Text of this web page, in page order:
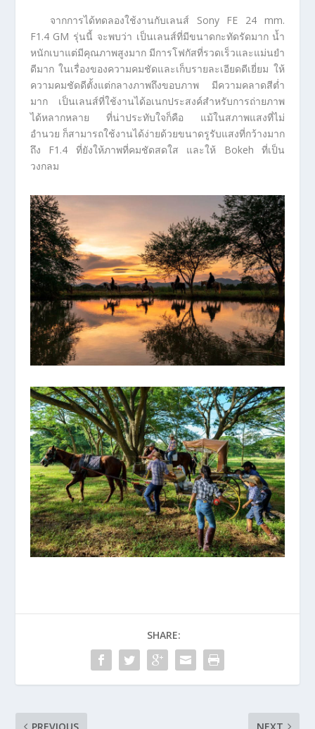
จากการได้ทดลองใช้งานกับเลนส์ Sony FE 24 mm.
F1.4 GM รุ่นนี้ จะพบว่า เป็นเลนส์ที่มีขนาดกะทัดรัดมาก น้ำ
หนักเบาแต่มีคุณภาพสูงมาก มีการโฟกัสที่รวดเร็วและแม่นยำ
ดีมาก ในเรื่องของความคมชัดและเก็บรายละเอียดดีเยี่ยม ให้
ความคมชัดดีตั้งแต่กลางภาพถึงขอบภาพ มีความคลาดสีต่ำ
มาก เป็นเลนส์ที่ใช้งานได้อเนกประสงค์สำหรับการถ่ายภาพ
ได้หลากหลาย ที่น่าประทับใจก็คือ แม้ในสภาพแสงที่ไม่
อำนวย ก็สามารถใช้งานได้ง่ายด้วยขนาดรูรับแสงที่กว้างมาก
ถึง F1.4 ที่ยังให้ภาพที่คมชัดสดใส และให้ Bokeh ที่เป็น
วงกลม
SHARE: